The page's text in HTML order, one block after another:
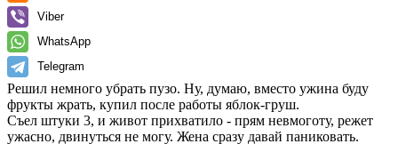
Viber
WhatsApp
Telegram
Решил немного убрать пузо. Ну, думаю, вместо ужина буду
фрукты жрать, купил после работы яблок-груш.
Съел штуки 3, и живот прихватило - прям невмоготу, режет
ужасно, двинуться не могу. Жена сразу давай паниковать.